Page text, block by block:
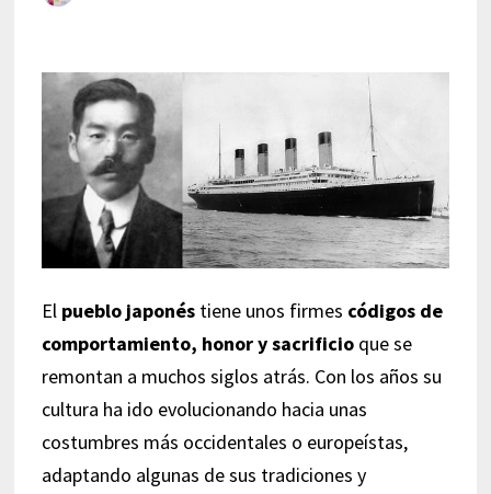
El pueblo japonéstiene unos firmes códigos de
comportamiento, honor y sacrificioque se
remontan a muchos siglos atrás. Con los años su
cultura ha ido evolucionando hacia unas
costumbres más occidentales o europeístas,
adaptando algunas de sus tradiciones y